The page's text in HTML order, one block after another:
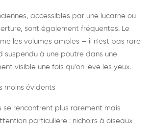
accessibles par une lucarne ou
sont également fréquentes. Le
les volumes amples — il n'est pas rare
suspendu à une poutre dans une
visible une fois qu'on lève les yeux.
moins évidents
se rencontrent plus rarement mais
particulière : nichoirs à oiseaux